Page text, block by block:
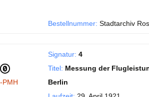
Bestellnummer: Stadtarchiv
PMH
Signatur: 4
Titel: Messung der
Berlin